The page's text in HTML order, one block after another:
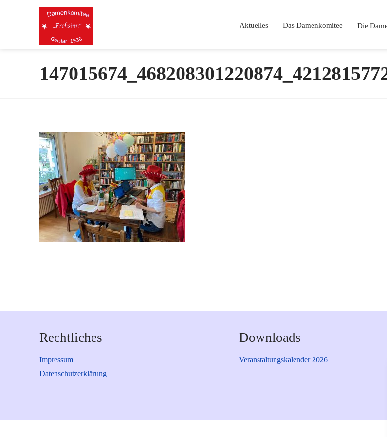
Aktuelles Das Damenkomitee Die
Rechtliches
Impressum
Datenschutzerklärung
Downloads
Veranstaltungskalender 2026